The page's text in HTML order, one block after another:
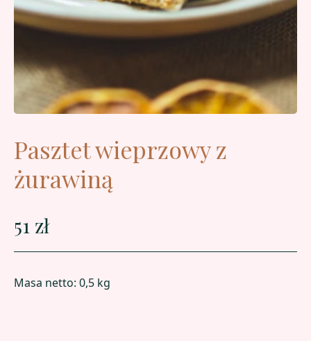
Pasztet wieprzowy z
żurawiną
51 zł
Masa netto: 0,5 kg